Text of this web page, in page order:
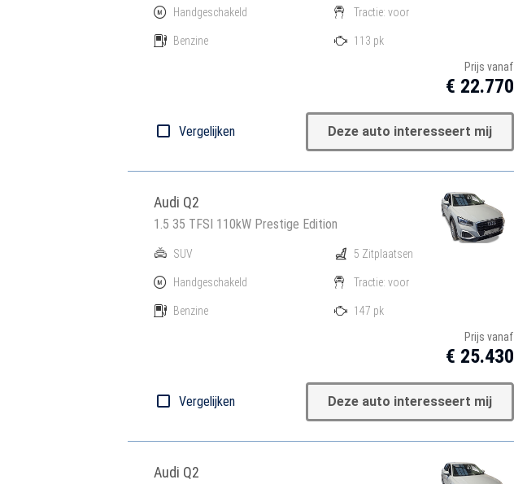
Handgeschakeld
Benzine
Tractie: voor
113 pk
Prijs vanaf
€ 22.770
Vergelijken Deze auto interesseert mij
Audi Q2
1.5 35 TFSI 110kW Prestige Edition
SUV
Handgeschakeld
Benzine
5 Zitplaatsen
Tractie: voor
147 pk
Prijs vanaf
€ 25.430
Vergelijken Deze auto interesseert mij
Audi Q2